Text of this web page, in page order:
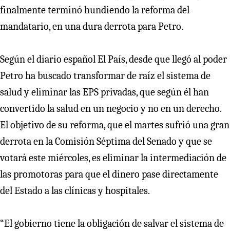
finalmente terminó hundiendo la reforma del
mandatario, en una dura derrota para Petro.
Según el diario español El País, desde que llegó al poder
Petro ha buscado transformar de raíz el sistema de
salud y eliminar las EPS privadas, que según él han
convertido la salud en un negocio y no en un derecho.
El objetivo de su reforma, que el martes sufrió una gran
derrota en la Comisión Séptima del Senado y que se
votará este miércoles, es eliminar la intermediación de
las promotoras para que el dinero pase directamente
del Estado a las clínicas y hospitales.
“El gobierno tiene la obligación de salvar el sistema de